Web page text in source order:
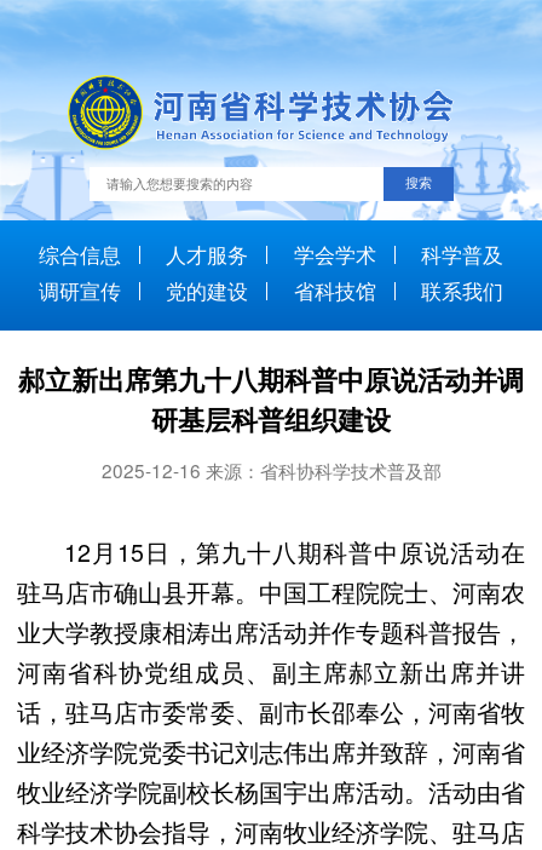
综合信息 人才服务 学会学术
科学普及
调研宣传
党的建设 省科技馆 联系我们
郝立新出席第九十八期科普中原说活动并调
研基层科普组织建设
2025-12-16 来源：省科协科学技术普及部
12月15日，第九十八期科普中原说活动在
驻马店市确山县开幕。中国工程院院士、河南农
业大学教授康相涛出席活动并作专题科普报告，
河南省科协党组成员、副主席郝立新出席并讲
话，驻马店市委常委、副市长邵奉公，河南省牧
业经济学院党委书记刘志伟出席并致辞，河南省
牧业经济学院副校长杨国宇出席活动。活动由省
科学技术协会指导，河南牧业经济学院、驻马店